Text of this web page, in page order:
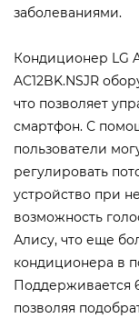
заболеваниями.
Кондиционер LG
AC12BK.NSJR
что позволяет
смартфон. С
пользователи
регулировать
устройство при
возможность
Алису, что еще
кондиционера в
Поддерживается
позволяя